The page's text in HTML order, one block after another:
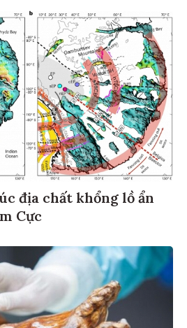
địa chất khổng lồ ẩn
Cực